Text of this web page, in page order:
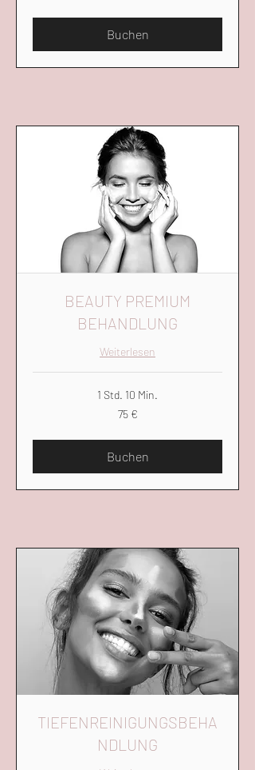
Buchen
BEAUTY PREMIUM
BEHANDLUNG
Weiterlesen
1 Std. 10 Min.
75 €
Buchen
TIEFENREINIGUNGSBEHA
NDLUNG